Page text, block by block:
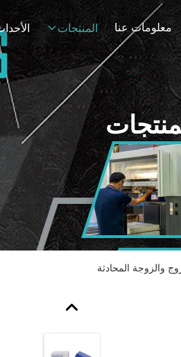
معلومات عنا المنتجات